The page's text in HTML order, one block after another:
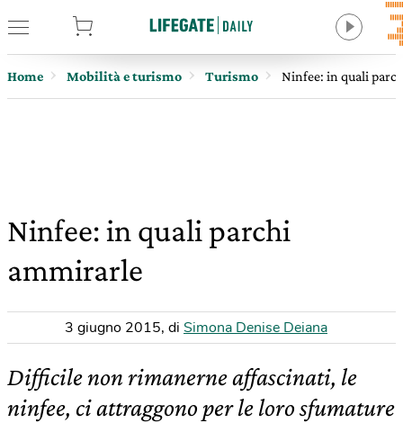
Home Mobilità e turismo Turismo Ninfee: in quali
Ninfee: in quali parchi
ammirarle
3 giugno 2015, di Simona Denise Deiana
Difficile non rimanerne affascinati, le
ninfee, ci attraggono per le loro sfumature